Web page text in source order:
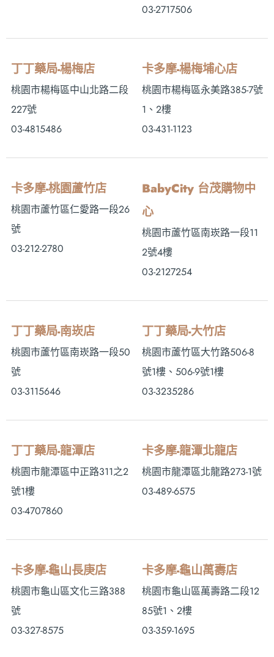
03-2717506
丁丁藥局-楊梅店
桃園市楊梅區中山北路二段
227號
03-4815486
卡多摩-楊梅埔心店
桃園市楊梅區永美路385-7號
1、2樓
03-431-1123
卡多摩-桃園蘆竹店
桃園市蘆竹區仁愛路一段26
號
03-212-2780
BabyCity 台茂購物中
心
桃園市蘆竹區南崁路一段11
2號4樓
03-2127254
丁丁藥局-南崁店
桃園市蘆竹區南崁路一段50
號
03-3115646
丁丁藥局-大竹店
桃園市蘆竹區大竹路506-8
號1樓、506-9號1樓
03-3235286
丁丁藥局-龍潭店
桃園市龍潭區中正路311之2
號1樓
03-4707860
卡多摩-龍潭北龍店
桃園市龍潭區北龍路273-1號
03-489-6575
卡多摩-龜山長庚店
桃園市龜山區文化三路388
號
03-327-8575
卡多摩-龜山萬壽店
桃園市龜山區萬壽路二段12
85號1、2樓
03-359-1695